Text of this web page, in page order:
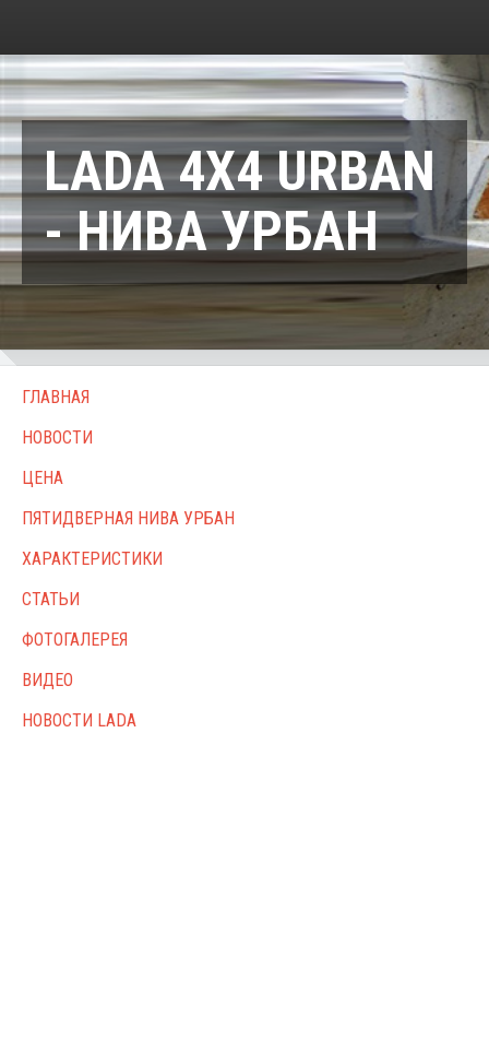
LADA 4X4 URBAN
- НИВА УРБАН
ГЛАВНАЯ
НОВОСТИ
ЦЕНА
ПЯТИДВЕРНАЯ НИВА УРБАН
ХАРАКТЕРИСТИКИ
СТАТЬИ
ФОТОГАЛЕРЕЯ
ВИДЕО
НОВОСТИ LADA